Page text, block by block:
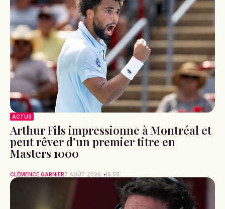
ACTUS
Arthur Fils impressionne à Montréal et
peut rêver d’un premier titre en
Masters 1000
CLÉMENCE GARNIER7 AOÛT 2026 15:55